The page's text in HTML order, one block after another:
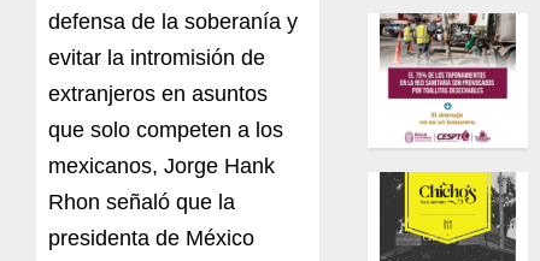
defensa de la soberanía y
evitar la intromisión de
extranjeros en asuntos
que solo competen a los
mexicanos, Jorge Hank
Rhon señaló que la
presidenta de México